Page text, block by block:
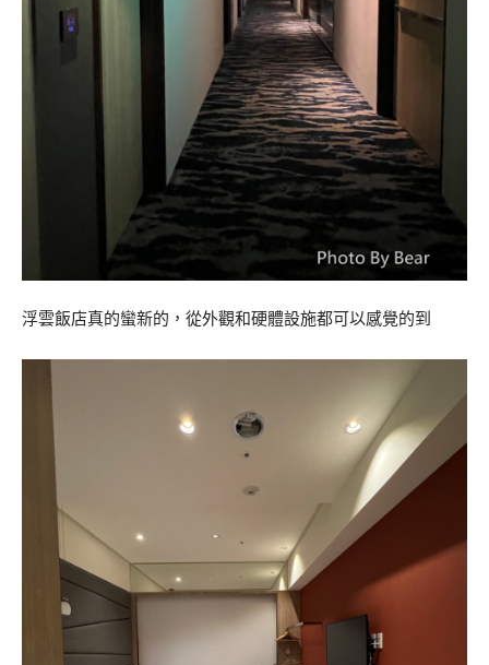
浮雲飯店真的蠻新的，從外觀和硬體設施都可以感覺的到